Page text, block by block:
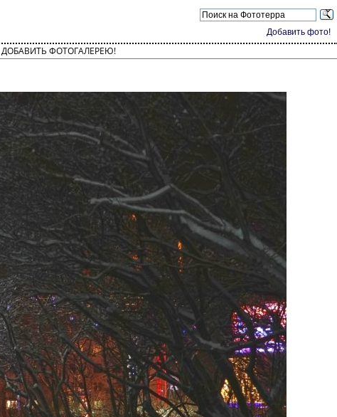
Добавить фото!
ДОБАВИТЬ ФОТОГАЛЕРЕЮ!